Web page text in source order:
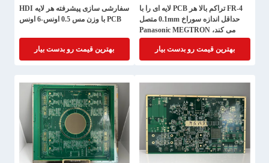
FR-4 تراکم بالا هر PCB لایه ای را با
حداقل اندازه سوراخ 0.1mm متصل
می کند، Panasonic MEGTRON
بهترین قیمت رو بدست بیار
سفارشی سازی پیشرفته هر لایه HDI
PCB با وزن مس 0.5 اونس-6 اونس
بهترین قیمت رو بدست بیار